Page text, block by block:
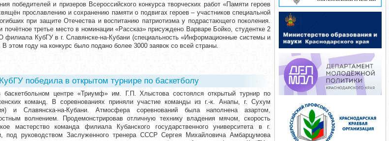
победителей и призеров Всероссийского конкурса творческих работ «Памяти героев
прославлению и сохранению памяти о подвигах героев – участников специальной
при защите Отечества и воспитанию патриотизма у подрастающего поколения.
почётное третье место в номинации «Рассказ» присуждено Варваре Бойко, студентке 2
филиала КубГУ в г. Славянске-на-Кубани (специальность «Информационные системы и
этом году на конкурс было подано более 3000 заявок со всей страны.
победила в открытом турнире по баскетболу
центре «Триумф» им. Г.П. Хлыстова состоялся открытый турнир по
команд. В соревнованиях приняли участие команды из г.-к. Анапы, г. Сухум
и Славянска-на-Кубани. Атмосфера соревнований была наполнена азартом,
волнением. Продемонстрировав отличную технику владения мячом, скорость
мастерство команда филиала Кубанского государственного университета в г.
под руководством Заслуженного тренера СССР Сергея Михайловича Амбарцумова